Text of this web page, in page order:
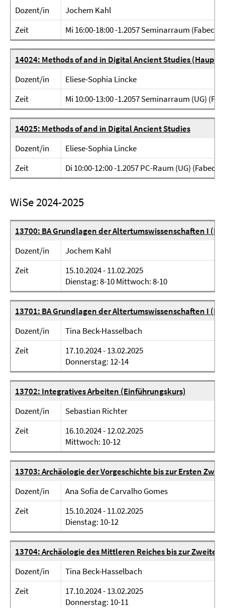
Dozent/in
Jochem Kahl
Zeit
Mi 16:00-18:00 -1.2057 Seminarraum
14024: Methods of and in Digital Ancient Studies
Dozent/in
Eliese-Sophia Lincke
Zeit
Mi 10:00-13:00 -1.2057 Seminarraum (UG)
14025: Methods of and in Digital Ancient Studies
Dozent/in
Eliese-Sophia Lincke
Zeit
Di 10:00-12:00 -1.2057 PC-Raum (UG)
WiSe 2024-2025
13700: BA Grundlagen der Altertumswissenschaften I
Dozent/in
Jochem Kahl
Zeit
15.10.2024 - 11.02.2025
Dienstag: 8-10 Mittwoch: 8-10
13701: BA Grundlagen der Altertumswissenschaften I
Dozent/in
Tina Beck-Hasselbach
Zeit
17.10.2024 - 13.02.2025
Donnerstag: 12-14
13702: Integratives Arbeiten (Einführungskurs)
Dozent/in
Sebastian Richter
Zeit
16.10.2024 - 12.02.2025
Mittwoch: 10-12
13703: Archäologie der Vorgeschichte bis zur Ersten
Dozent/in
Ana Sofia de Carvalho Gomes
Zeit
15.10.2024 - 11.02.2025
Dienstag: 10-12
13704: Archäologie des Mittleren Reiches bis zur
Dozent/in
Tina Beck-Hasselbach
Zeit
17.10.2024 - 13.02.2025
Donnerstag: 10-11